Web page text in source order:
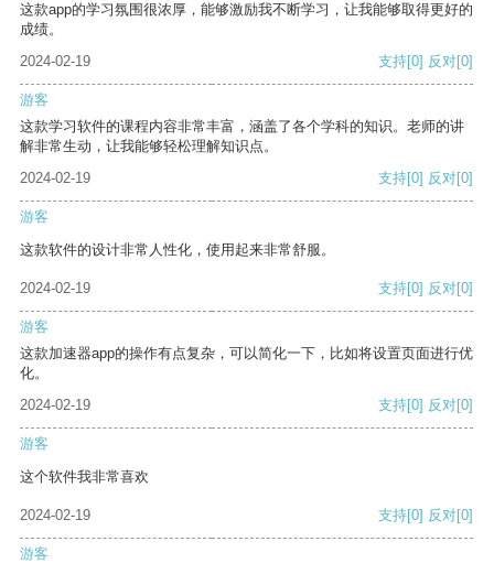
这款app的学习氛围很浓厚，能够激励我不断学习，让我能够取得更好的
成绩。
2024-02-19
支持[0] 反对[0]
游客
这款学习软件的课程内容非常丰富，涵盖了各个学科的知识。老师的讲
解非常生动，让我能够轻松理解知识点。
2024-02-19
支持[0] 反对[0]
游客
这款软件的设计非常人性化，使用起来非常舒服。
2024-02-19 支持[0] 反对[0]
游客
这款加速器app的操作有点复杂，可以简化一下，比如将设置页面进行优
化。
2024-02-19
支持[0] 反对[0]
游客
这个软件我非常喜欢
2024-02-19 支持[0] 反对[0]
游客